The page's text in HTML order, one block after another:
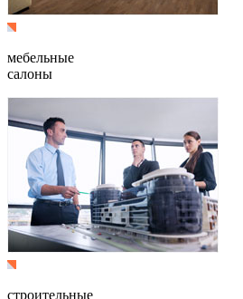
мебельные
салоны
строительные